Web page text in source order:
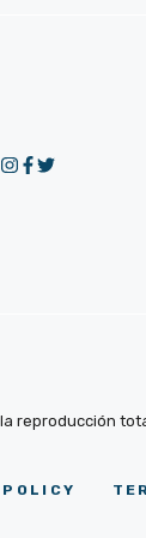
reproducción